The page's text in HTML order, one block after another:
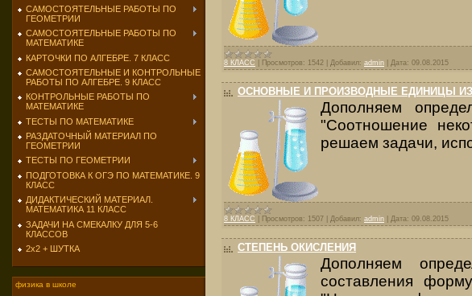
САМОСТОЯТЕЛЬНЫЕ РАБОТЫ ПО
ГЕОМЕТРИИ
САМОСТОЯТЕЛЬНЫЕ РАБОТЫ ПО
МАТЕМАТИКЕ
КАРТОЧКИ ПО АЛГЕБРЕ. 7 КЛАСС
САМОСТОЯТЕЛЬНЫЕ И КОНТРОЛЬНЫЕ
РАБОТЫ ПО АЛГЕБРЕ. 9 КЛАСС
КОНТРОЛЬНЫЕ РАБОТЫ ПО
МАТЕМАТИКЕ
ТЕСТЫ ПО МАТЕМАТИКЕ
РАЗДАТОЧНЫЙ МАТЕРИАЛ ПО
ГЕОМЕТРИИ
ТЕСТЫ ПО ГЕОМЕТРИИ
ПОДГОТОВКА К ОГЭ ПО МАТЕМАТИКЕ. 9
КЛАСС
ДИДАКТИЧЕСКИЙ МАТЕРИАЛ.
МАТЕМАТИКА 11 КЛАСС
ЗАДАЧИ НА СМЕКАЛКУ ДЛЯ 5-6
КЛАССОВ
2х2 + ШУТКА
физика в школе
8 КЛАСС Просмотров: 1542 Добавил: admin Дата: 09.08.2015
ОСНОВНЫЕ И ПРОИЗВОДНЫЕ ЕДИНИЦЫ
Дополняем
"Соотношение
решаем задачи,
8 КЛАСС Просмотров: 1507 Добавил: admin Дата: 09.08.2015
СТЕПЕНЬ ОКИСЛЕНИЯ
Дополняем
составления